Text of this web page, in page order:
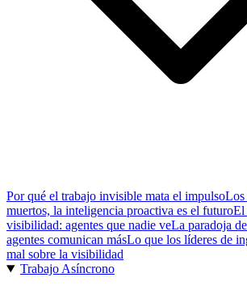
Por qué el trabajo invisible mata el impulsoLos
muertos, la inteligencia proactiva es el futuroEl
visibilidad: agentes que nadie veLa paradoja
agentes comunican másLo que los líderes de
mal sobre la visibilidad
Trabajo Asíncrono